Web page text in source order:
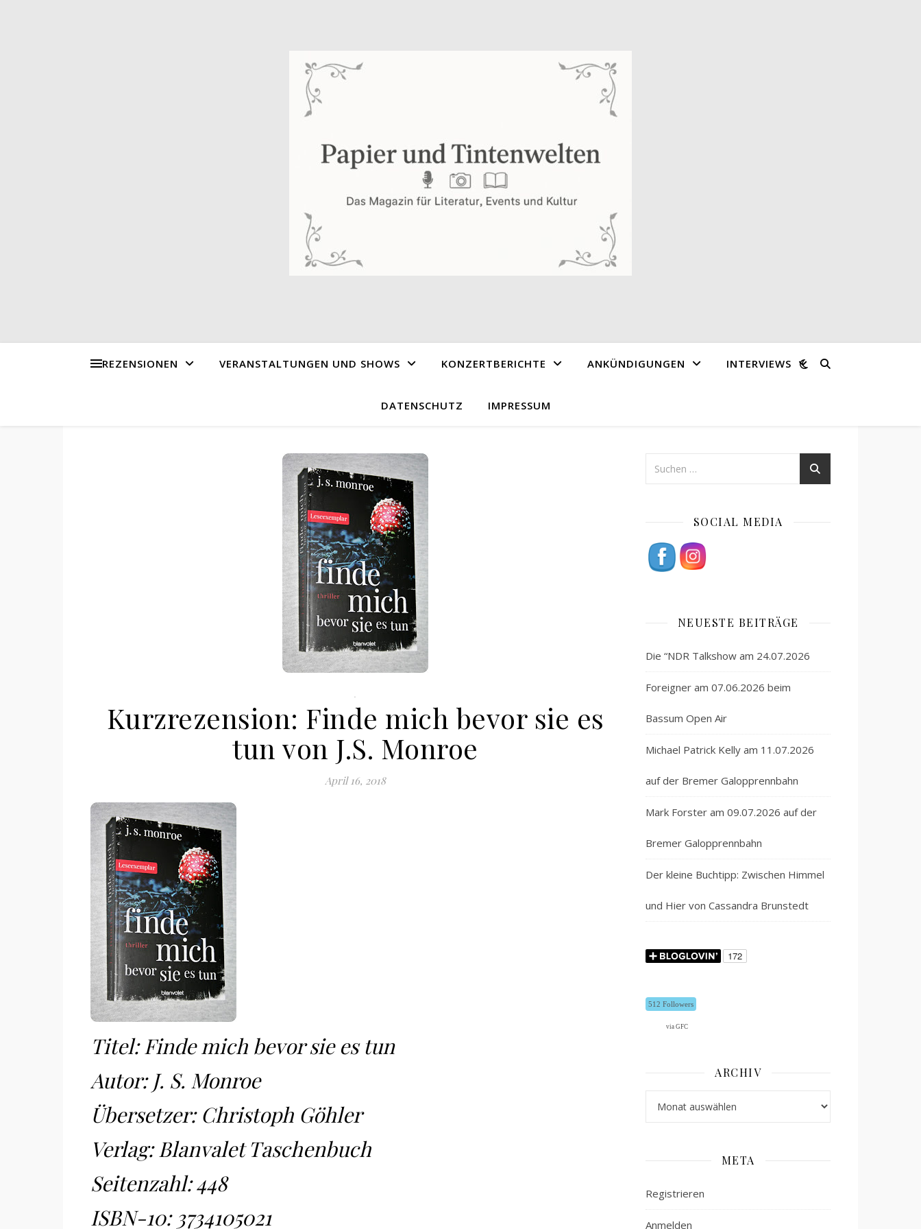
REZENSIONEN VERANSTALTUNGEN UND SHOWS KONZERTBERICHTE ANKÜNDIGUNGEN INTERVIEWS
DATENSCHUTZ IMPRESSUM
.
Kurzrezension: Finde mich bevor sie es
tun von J.S. Monroe
April 16, 2018
Titel: Finde mich bevor sie es tun
Autor: J. S. Monroe
Übersetzer: Christoph Göhler
Verlag: Blanvalet Taschenbuch
Seitenzahl: 448
ISBN-10: 3734105021
SOCIAL MEDIA
NEUESTE BEITRÄGE
Die “NDR Talkshow am 24.07.2026
Foreigner am 07.06.2026 beim
Bassum Open Air
Michael Patrick Kelly am 11.07.2026
auf der Bremer Galopprennbahn
Mark Forster am 09.07.2026 auf der
Bremer Galopprennbahn
Der kleine Buchtipp: Zwischen Himmel
und Hier von Cassandra Brunstedt
512 Followers
via GFC
ARCHIV
META
Registrieren
Anmelden